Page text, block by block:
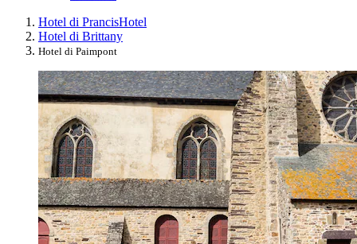
Hotel di PrancisHotel
Hotel di Brittany
Hotel di Paimpont